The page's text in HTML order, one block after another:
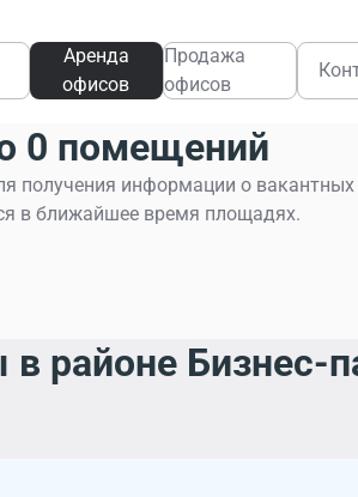
Аренда
офисов
Продажа
офисов
0 помещений
получения информации о вакантных
в ближайшее время площадях.
районе Бизнес-